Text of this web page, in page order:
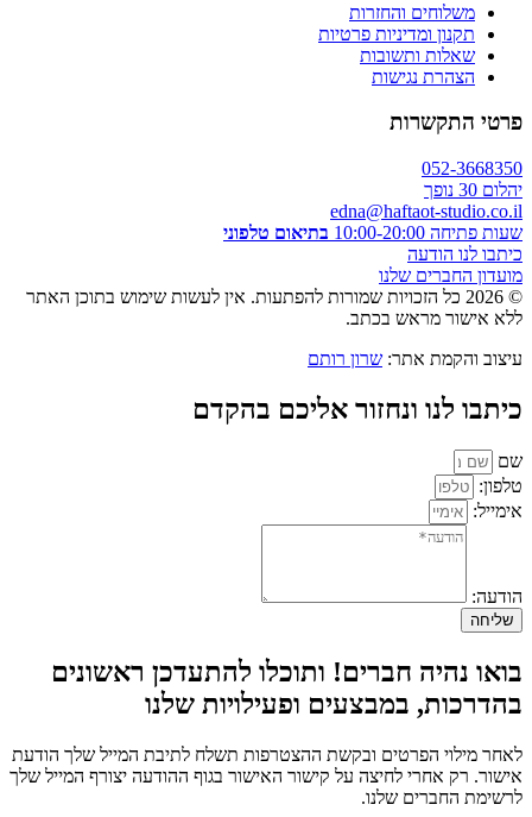
משלוחים והחזרות
תקנון ומדיניות פרטיות
שאלות ותשובות
הצהרת נגישות
פרטי התקשרות
052-3668350
יהלום 30 נופך
edna@haftaot-studio.co.il
שעות פתיחה 10:00-20:00
בתיאום טלפוני
כיתבו לנו הודעה
מועדון החברים שלנו
© 2026 כל הזכויות שמורות להפתעות. אין לעשות שימוש בתוכן האתר
ללא אישור מראש בכתב.
עיצוב והקמת אתר: שרון רותם
כיתבו לנו ונחזור אליכם בהקדם
שם
טלפון:
אימייל:
הודעה:
שליחה
בואו נהיה חברים! ותוכלו להתעדכן ראשונים
בהדרכות, במבצעים ופעילויות שלנו
לאחר מילוי הפרטים ובקשת ההצטרפות תשלח לתיבת המייל שלך הודעת
אישור. רק אחרי לחיצה על קישור האישור בגוף ההודעה יצורף המייל שלך
לרשימת החברים שלנו.